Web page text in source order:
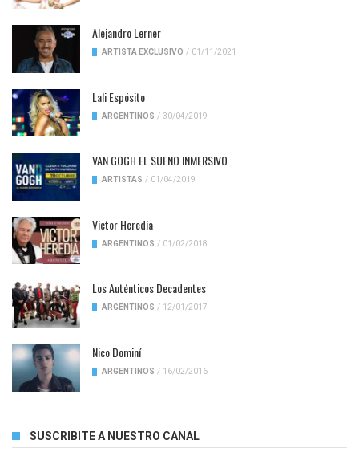
Alejandro Lerner
ARTISTA EXCLUSIVO / 01/11/2021
Lali Espósito
ARGENTINOS / 30/04/2019
VAN GOGH EL SUENO INMERSIVO
ARTISTAS / 01/04/2019
Victor Heredia
ARGENTINOS / 01/02/2018
Los Auténticos Decadentes
ARGENTINOS / 12/01/2017
Nico Dominí
ARGENTINOS / 16/02/2016
SUSCRIBITE A NUESTRO CANAL